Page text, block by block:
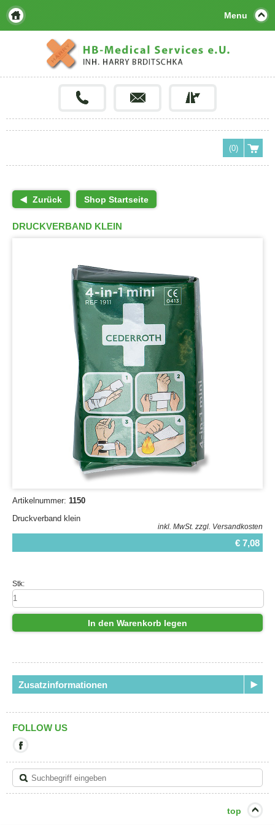
Menu
(0)
Zurück Shop Startseite
DRUCKVERBAND KLEIN
Artikelnummer: 1150
Druckverband klein
inkl. MwSt. zzgl. Versandkosten
€ 7,08
Stk:
In den Warenkorb legen
Zusatzinformationen
FOLLOW US
Link
verlassen
Sie
die
top